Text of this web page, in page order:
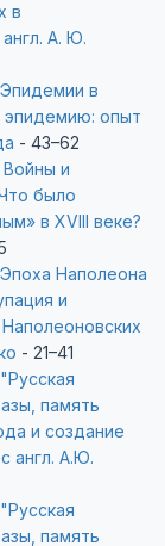
в
А. Ю.
в
опыт
- 43–62
Войны и
было
в XVIII веке?
Наполеона
и
- 21–41
память
и создание
англ. А.Ю.
память